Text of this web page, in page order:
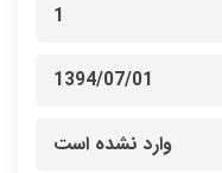
1
1394/07/01
وارد نشده است